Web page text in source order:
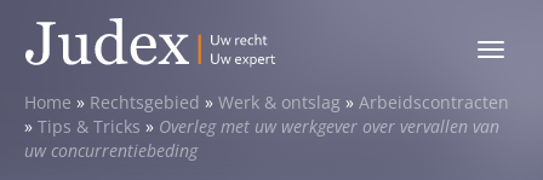
Toggle
Home » Rechtsgebied » Werk & ontslag » Arbeidscontracten
» Tips & Tricks » Overleg met uw werkgever over vervallen van
uw concurrentiebeding